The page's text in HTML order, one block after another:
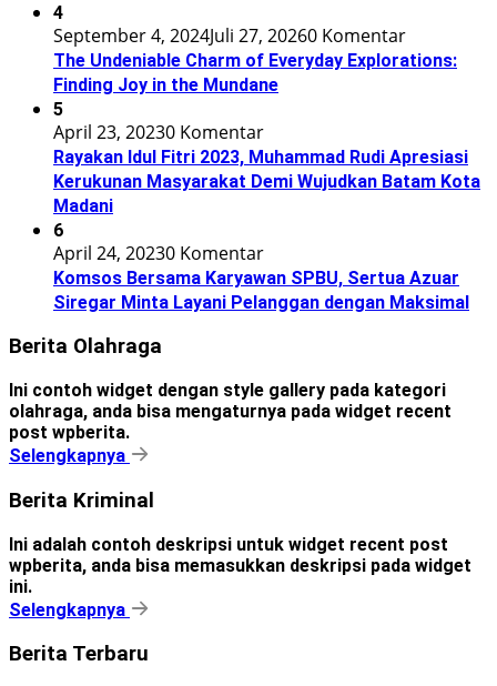
4
September 4, 2024Juli 27, 20260 Komentar
The Undeniable Charm of Everyday Explorations:
Finding Joy in the Mundane
5
April 23, 20230 Komentar
Rayakan Idul Fitri 2023, Muhammad Rudi Apresiasi
Kerukunan Masyarakat Demi Wujudkan Batam Kota
Madani
6
April 24, 20230 Komentar
Komsos Bersama Karyawan SPBU, Sertua Azuar
Siregar Minta Layani Pelanggan dengan Maksimal
Berita Olahraga
Ini contoh widget dengan style gallery pada kategori
olahraga, anda bisa mengaturnya pada widget recent
post wpberita.
Selengkapnya
Berita Kriminal
Ini adalah contoh deskripsi untuk widget recent post
wpberita, anda bisa memasukkan deskripsi pada widget
ini.
Selengkapnya
Berita Terbaru